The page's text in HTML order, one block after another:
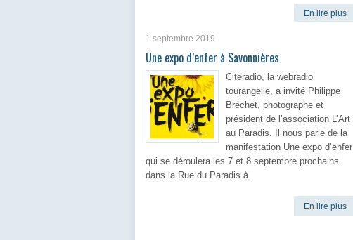
En lire plus
1 septembre 2019
Une expo d’enfer à Savonnières
Citéradio, la webradio
tourangelle, a invité Philippe
Bréchet, photographe et
président de l’association L’Art
au Paradis. Il nous parle de la
manifestation Une expo d’enfer
qui se déroulera les 7 et 8 septembre prochains
dans la Rue du Paradis à
En lire plus